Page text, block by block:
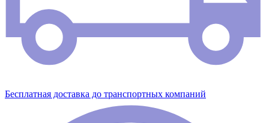
Бесплатная доставка до транспортных компаний